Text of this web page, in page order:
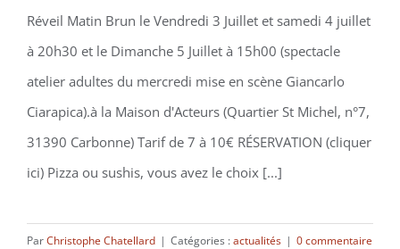
Réveil Matin Brun le Vendredi 3 Juillet et samedi 4 juillet
à 20h30 et le Dimanche 5 Juillet à 15h00 (spectacle
atelier adultes du mercredi mise en scène Giancarlo
Ciarapica).à la Maison d'Acteurs (Quartier St Michel, n°7,
31390 Carbonne) Tarif de 7 à 10€ RÉSERVATION (cliquer
ici) Pizza ou sushis, vous avez le choix [...]
ParChristophe Chatellard | Catégories :actualités | 0 commentaire